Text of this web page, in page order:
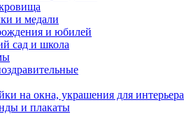
и медали
и юбилей
сад и школа
на окна, украшения для интерьера
и плакаты